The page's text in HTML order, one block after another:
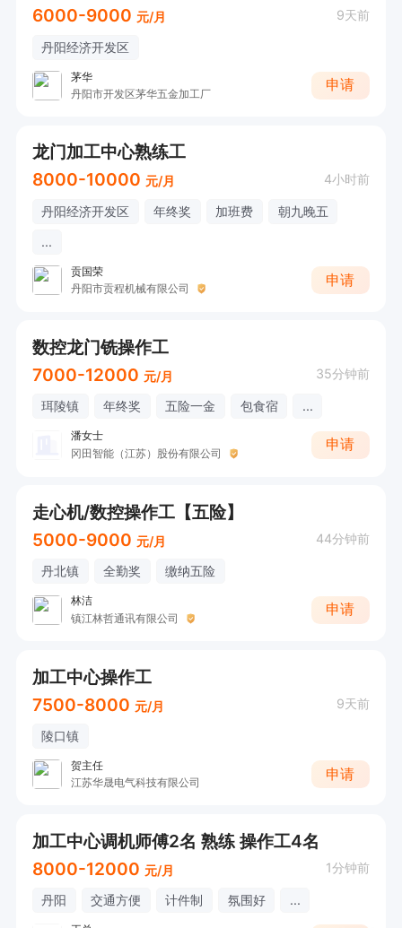
6000-9000 元/月 9天前
丹阳经济开发区
茅华
丹阳市开发区茅华五金加工厂
申请
龙门加工中心熟练工
8000-10000 元/月 4小时前
丹阳经济开发区 年终奖 加班费
朝九晚五
...
贡国荣
丹阳市贡程机械有限公司
申请
数控龙门铣操作工
7000-12000 元/月 35分钟前
珥陵镇 年终奖 五险一金 包食宿 ...
潘女士
冈田智能（江苏）股份有限公司
申请
走心机/数控操作工【五险】
5000-9000 元/月 44分钟前
丹北镇 全勤奖 缴纳五险
林洁
镇江林哲通讯有限公司
申请
加工中心操作工
7500-8000 元/月 9天前
陵口镇
贺主任
江苏华晟电气科技有限公司
申请
加工中心调机师傅2名 熟练 操作工4名
8000-12000 元/月 1分钟前
丹阳 交通方便 计件制 氛围好 ...